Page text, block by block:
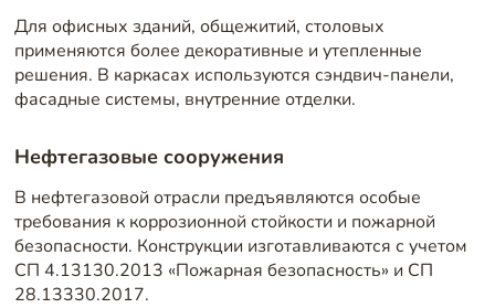
Для офисных зданий, общежитий, столовых
применяются более декоративные и утепленные
решения. В каркасах используются сэндвич-панели,
фасадные системы, внутренние отделки.
Нефтегазовые сооружения
В нефтегазовой отрасли предъявляются особые
требования к коррозионной стойкости и пожарной
безопасности. Конструкции изготавливаются с учетом
СП 4.13130.2013 «Пожарная безопасность» и СП
28.13330.2017.